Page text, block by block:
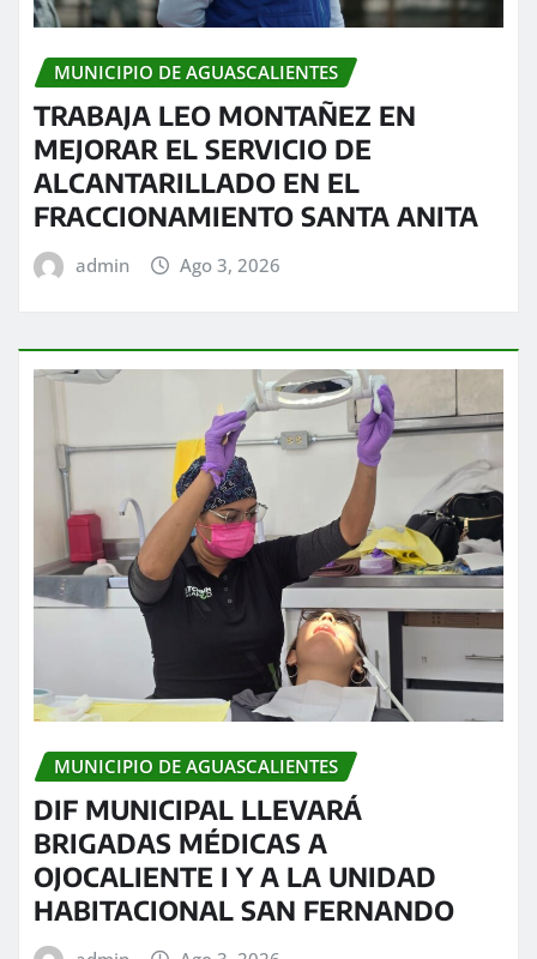
MUNICIPIO DE AGUASCALIENTES
TRABAJA LEO MONTAÑEZ EN
MEJORAR EL SERVICIO DE
ALCANTARILLADO EN EL
FRACCIONAMIENTO SANTA ANITA
admin Ago 3, 2026
MUNICIPIO DE AGUASCALIENTES
DIF MUNICIPAL LLEVARÁ
BRIGADAS MÉDICAS A
OJOCALIENTE I Y A LA UNIDAD
HABITACIONAL SAN FERNANDO